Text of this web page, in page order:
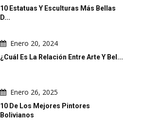
10 Estatuas Y Esculturas Más Bellas
D...
Enero 20, 2024
¿Cuál Es La Relación Entre Arte Y Bel...
Enero 26, 2025
10 De Los Mejores Pintores
Bolivianos